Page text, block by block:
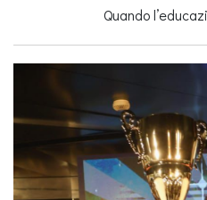
Quando